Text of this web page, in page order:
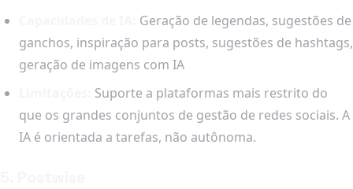
Geração de legendas, sugestões de
ganchos, inspiração para posts, sugestões de hashtags,
geração de imagens com IA
Suporte a plataformas mais restrito do
que os grandes conjuntos de gestão de redes sociais. A
IA é orientada a tarefas, não autônoma.